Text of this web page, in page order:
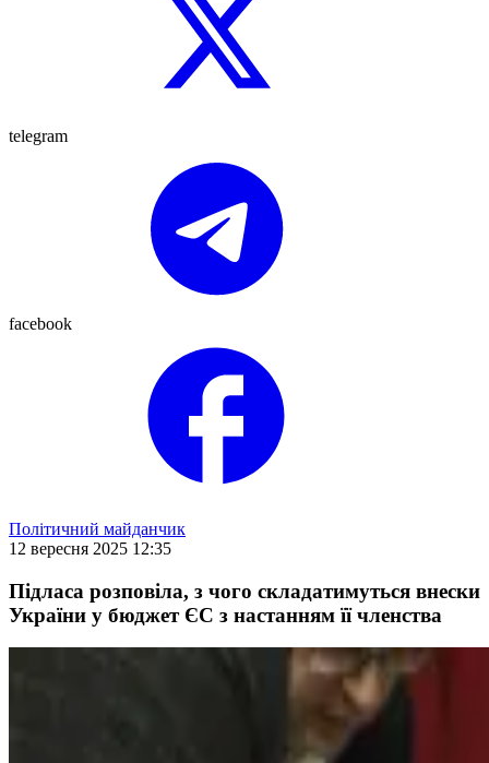
telegram
facebook
Політичний майданчик
12 вересня 2025 12:35
Підласа розповіла, з чого складатимуться внески
України у бюджет ЄС з настанням її членства